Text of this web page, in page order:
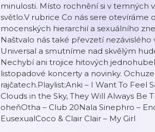
minulosti. Místo rochnění si v temných
světlo.V rubrice Co nás sere otevíráme
mocenských hierarchií a sexuálního
Naštvalo nás také převzetí
Universal a smutníme nad skvělým
Nechybí ani trojice hitových
listopadové koncerty a novinky.
rajčatech.Playlist:Anki – I Want To Feel
Clouds in the Sky, They Will Always Be
oheňOtha – Club 20Nala Sinephro –
EusexualCoco & Clair Clair – My Girl